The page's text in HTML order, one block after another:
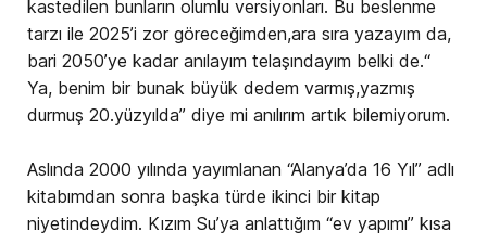
kastedilen bunların olumlu versiyonları. Bu beslenme
tarzı ile 2025’i zor göreceğimden,ara sıra yazayım da,
bari 2050’ye kadar anılayım telaşındayım belki de.“
Ya, benim bir bunak büyük dedem varmış,yazmış
durmuş 20.yüzyılda” diye mi anılırım artık bilemiyorum.
Aslında 2000 yılında yayımlanan “Alanya’da 16 Yıl” adlı
kitabımdan sonra başka türde ikinci bir kitap
niyetindeydim. Kızım Su’ya anlattığım “ev yapımı” kısa